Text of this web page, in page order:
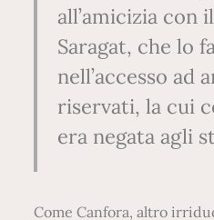
all’amicizia con
Saragat, che lo
nell’accesso ad
riservati, la cui
era negata agli
Come Canfora, altro